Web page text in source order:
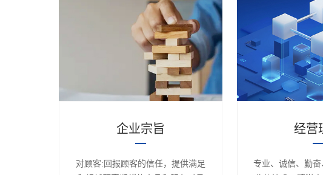
企业宗旨
对顾客:回报顾客的信任，提供满足
经营
专业、诚信、勤